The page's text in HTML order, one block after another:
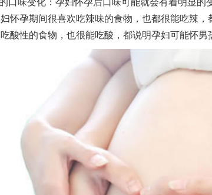
怀孕期间很喜欢吃辣味的食物，也都很能吃辣
酸性的食物，也很能吃酸，都说明孕妇可能怀男